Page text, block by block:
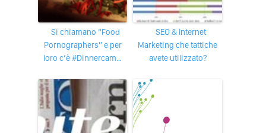
Si chiamano “Food
Pornographers” e per
loro c’è #Dinnercam…
SEO & Internet
Marketing che tattiche
avete utilizzato?